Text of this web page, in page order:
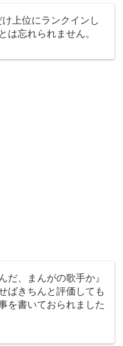
上位にランクインし
忘れられません。
、まんがの歌手か』
ばきちんと評価しても
を書いておられました